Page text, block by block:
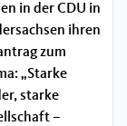
in der CDU in
ihren
zum
„Starke
starke
–